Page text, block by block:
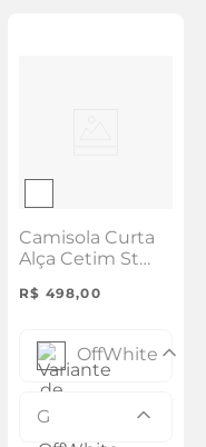
Camisola Curta
Alça Cetim St
R$ 498,00
OffWhite
G